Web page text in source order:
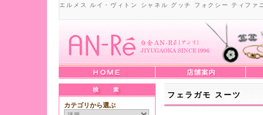
エルメス ルイ・ヴィトン シャネル グッチ フォクシー ティフ
カテゴリから選ぶ
フェラガモ スーツ